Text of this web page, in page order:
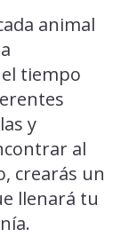
animal
tiempo
y
al
crearás un
llenará tu